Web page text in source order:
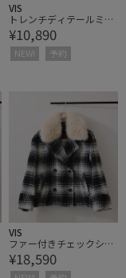
VIS
トレンチディテールミド
ルジャケット
¥10,890
NEW! 予約
VIS
ファー付きチェックショ
ートコート
¥18,590